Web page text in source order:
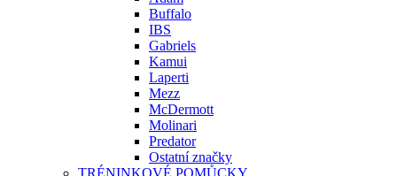
Buffalo
IBS
Gabriels
Kamui
Laperti
Mezz
McDermott
Molinari
Predator
Ostatní značky
TRÉNINKOVÉ POMŮCKY